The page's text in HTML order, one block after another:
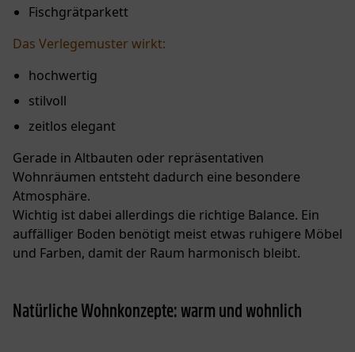
Fischgrätparkett
Das Verlegemuster wirkt:
hochwertig
stilvoll
zeitlos elegant
Gerade in Altbauten oder repräsentativen
Wohnräumen entsteht dadurch eine besondere
Atmosphäre.
Wichtig ist dabei allerdings die richtige Balance. Ein
auffälliger Boden benötigt meist etwas ruhigere Möbel
und Farben, damit der Raum harmonisch bleibt.
Natürliche Wohnkonzepte: warm und wohnlich